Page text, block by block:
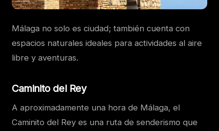
Málaga no solo es ciudad; también cuenta con
espacios naturales ideales para actividades al aire
libre y aventuras.
Caminito del Rey
A aproximadamente una hora de Málaga, el
Caminito del Rey es una ruta de senderismo que